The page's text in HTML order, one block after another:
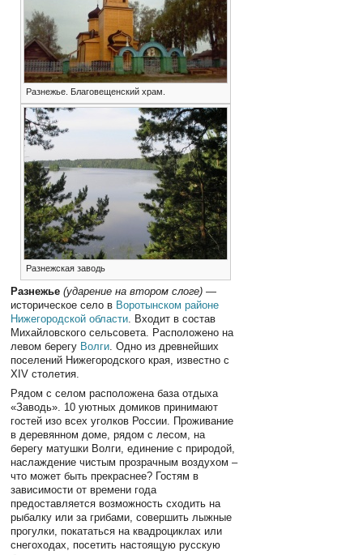
Разнежье. Благовещенский храм.
Разнежская заводь
Разнежье (ударение на втором слоге) —
историческое село в Воротынском районе
Нижегородской области. Входит в состав
Михайловского сельсовета. Расположено на
левом берегу Волги. Одно из древнейших
поселений Нижегородского края, известно с
XIV столетия.
Рядом с селом расположена база отдыха
«Заводь». 10 уютных домиков принимают
гостей изо всех уголков России. Проживание
в деревянном доме, рядом с лесом, на
берегу матушки Волги, единение с природой,
наслаждение чистым прозрачным воздухом –
что может быть прекраснее? Гостям в
зависимости от времени года
предоставляется возможность сходить на
рыбалку или за грибами, совершить лыжные
прогулки, покататься на квадроциклах или
снегоходах, посетить настоящую русскую